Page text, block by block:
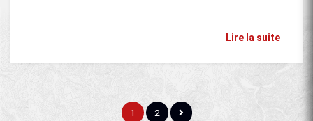
Lire la suite
1 2